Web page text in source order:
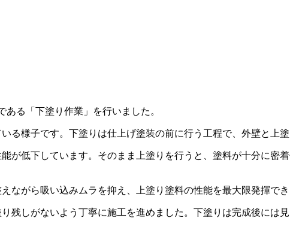
る「下塗り作業」を行いました。
る様子です。下塗りは仕上げ塗装の前に行う工程で、外壁と上
が低下しています。そのまま上塗りを行うと、塗料が十分に密
ながら吸い込みムラを抑え、上塗り塗料の性能を最大限発揮でき
残しがないよう丁寧に施工を進めました。下塗りは完成後には